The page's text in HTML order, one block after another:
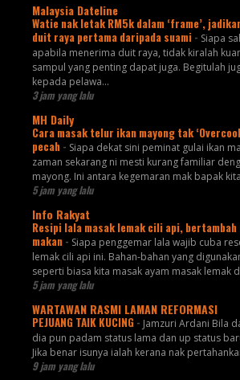
Malaysia Dateline
Watie nak letak RM5k dalam ‘frame’,
duit raya pertama daripada suami - Siapa
apabila menerima duit raya, tidak kiralah
sampul yang penting dapat juga. Begitulah
kepada pelawa...
3 jam yang lalu
MH Daily
Cara masak telur ikan mayong tak
pecah - Siapa dekat sini peminat gulai ikan
zaman sekarang ni mesti kurang familiar
mayong. Ini antara kegemaran mak bapak
5 jam yang lalu
Info Rakyat
Resipi lala masak lemak cili api,
makan - Siapa penggemar lala wajib cuba
lemak cili api ini. Bahan-bahan yang
seperti biasa kita masak ayam masak lemak
5 jam yang lalu
WARTAWAN RASMI LAMAN REFORMASI
PEJUANG TAIK KUCING - Jamzuri Ardani Bila
dia pun padam status lama dan up status
Jika benar isunya ialah kerana nak
9 jam yang lalu